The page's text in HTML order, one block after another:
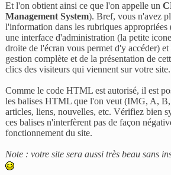
Et l'on obtient ainsi ce que l'on appelle un
Management System). Bref, vous n'avez
l'information dans les rubriques appropriées
une interface d'administration (la petite
droite de l'écran vous permet d'y accéder)
gestion complète et de la présentation de
clics des visiteurs qui viennent sur votre site.
Comme le code HTML est autorisé, il est
les balises HTML que l'on veut (IMG, A,
articles, liens, nouvelles, etc. Vérifiez bien
ces balises n'interfèrent pas de façon
fonctionnement du site.
Note : votre site sera aussi très beau sans